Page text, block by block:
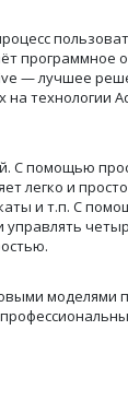
— лучшее
технологии
С помощью
легко и
и т.п. С
управлять
моделями